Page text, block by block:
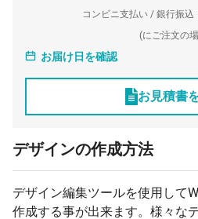
¥134
¥134
2700 個
¥134
2900 個 ¥134
3000 個 ¥134
コンビニ支払い / 銀行振込
(にご注文の
お届け日を確認
お見積書
デザインの作成方法
デザイン編集ツールを使用して
作成する事が出来ます。様々な